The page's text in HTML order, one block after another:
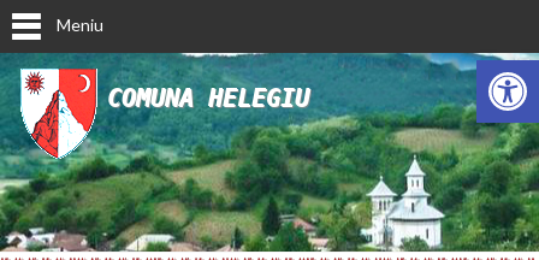
Deschide
Meniu
COMUNA HELEGIU